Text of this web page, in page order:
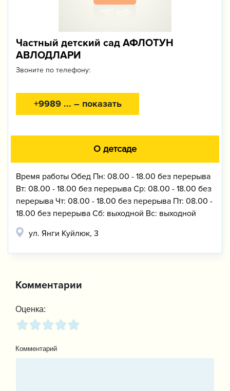
Частный детский сад АФЛОТУН
АВЛОДЛАРИ
Звоните по телефону:
+9989 ... – показать
О детсаде
Время работы Обед Пн: 08.00 - 18.00 без перерыва
Вт: 08.00 - 18.00 без перерыва Ср: 08.00 - 18.00 без
перерыва Чт: 08.00 - 18.00 без перерыва Пт: 08.00 -
18.00 без перерыва Сб: выходной Вс: выходной
ул. Янги Куйлюк, 3
Комментарии
Оценка:
Комментарий